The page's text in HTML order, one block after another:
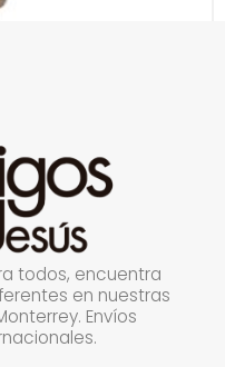
todos, encuentra
en nuestras
Envíos